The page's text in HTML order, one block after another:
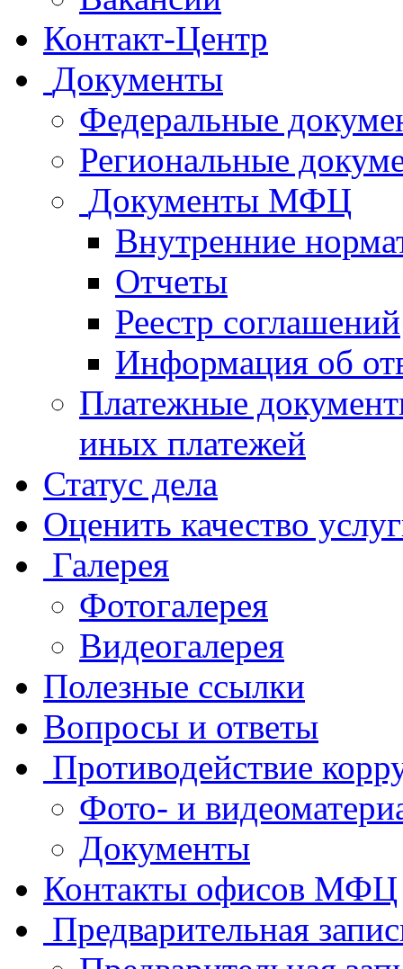
Контакт-Центр
Документы
Федеральные
Региональные
Документы МФЦ
Внутренние
Отчеты
Реестр соглашений
Информация об
Платежные
иных платежей
Статус дела
Оценить качество
Галерея
Фотогалерея
Видеогалерея
Полезные ссылки
Вопросы и ответы
Противодействие
Фото- и
Документы
Контакты офисов МФЦ
Предварительная